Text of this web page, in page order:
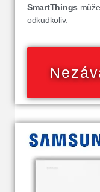
SmartThings
odkudkoliv.